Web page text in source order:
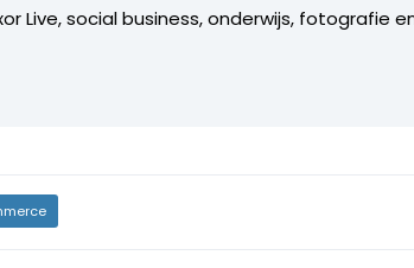
Live, social business, onderwijs, fotografie